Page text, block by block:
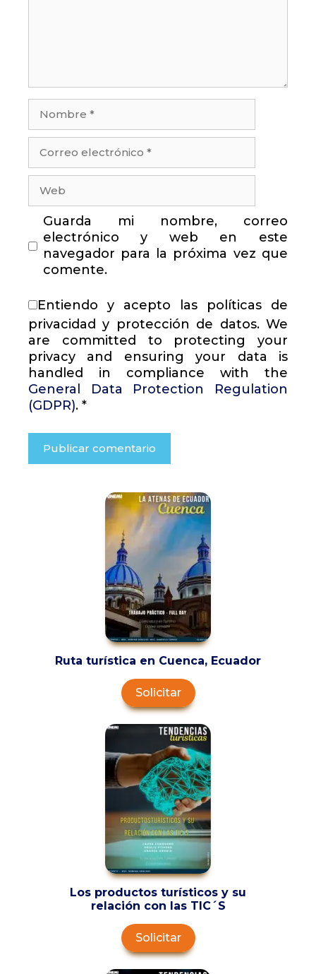
electrónico
Guarda mi nombre, correo
electrónico y web en este
navegador para la próxima vez que
comente.
Entiendo y acepto las políticas de
privacidad y protección de datos. We
are committed to protecting your
privacy and ensuring your data is
handled in compliance with the
General Data Protection Regulation
(GDPR). *
Ruta turística en Cuenca, Ecuador
Solicitar
Los productos turísticos y su
relación con las TIC´S
Solicitar